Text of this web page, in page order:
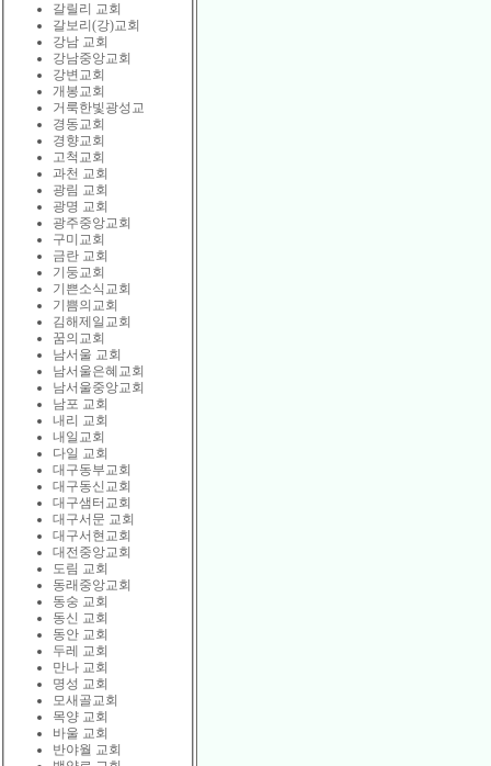
갈릴리 교회
갈보리(강)교회
강남 교회
강남중앙교회
강변교회
개봉교회
거룩한빛광성교
경동교회
경향교회
고척교회
과천 교회
광림 교회
광명 교회
광주중앙교회
구미교회
금란 교회
기둥교회
기쁜소식교회
기쁨의교회
김해제일교회
꿈의교회
남서울 교회
남서울은혜교회
남서울중앙교회
남포 교회
내리 교회
내일교회
다일 교회
대구동부교회
대구동신교회
대구샘터교회
대구서문 교회
대구서현교회
대전중앙교회
도림 교회
동래중앙교회
동숭 교회
동신 교회
동안 교회
두레 교회
만나 교회
명성 교회
모새골교회
목양 교회
바울 교회
반야월 교회